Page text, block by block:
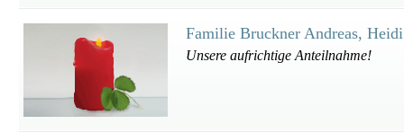
Familie Bruckner Andreas,
Unsere aufrichtige Anteilnahme!